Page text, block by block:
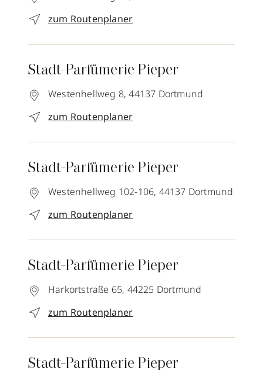
zum Routenplaner
Stadt-Parfümerie Pieper
Westenhellweg 8, 44137 Dortmund
zum Routenplaner
Stadt-Parfümerie Pieper
Westenhellweg 102-106, 44137 Dortmund
zum Routenplaner
Stadt-Parfümerie Pieper
Harkortstraße 65, 44225 Dortmund
zum Routenplaner
Stadt-Parfümerie Pieper